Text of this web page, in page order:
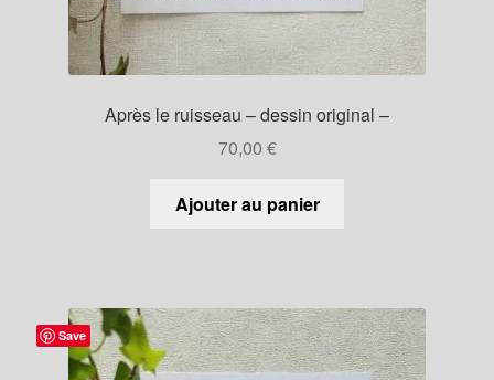
Après le ruisseau – dessin original –
70,00 €
Ajouter au panier
Save